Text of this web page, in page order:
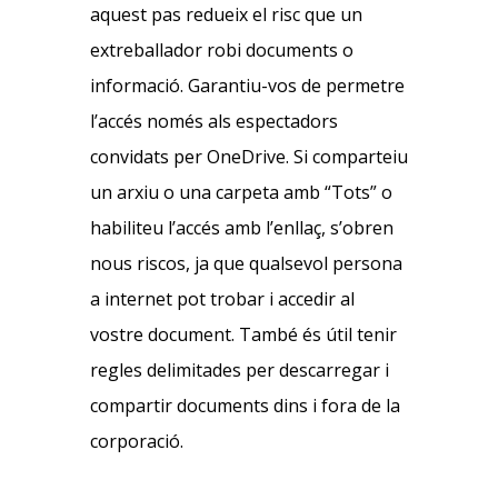
aquest pas redueix el risc que un
extreballador robi documents o
informació. Garantiu-vos de permetre
l’accés només als espectadors
convidats per OneDrive. Si comparteiu
un arxiu o una carpeta amb “Tots” o
habiliteu l’accés amb l’enllaç, s’obren
nous riscos, ja que qualsevol persona
a internet pot trobar i accedir al
vostre document. També és útil tenir
regles delimitades per descarregar i
compartir documents dins i fora de la
corporació.